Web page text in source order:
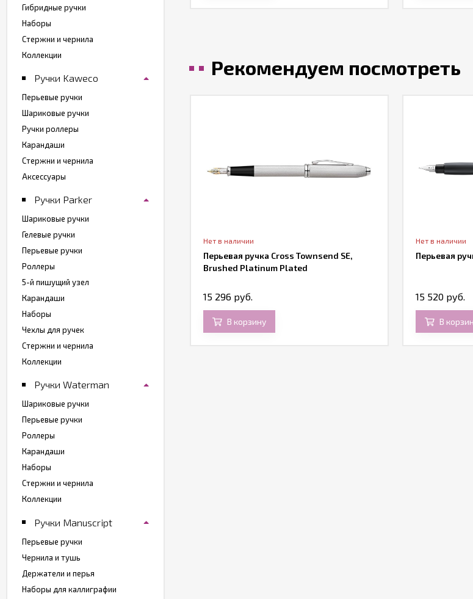
Рекомендуем посмотреть
ручка со стилусом Cross
Engraved, Platinum Plate
128 руб. 21 410 руб.
В корзину
Нет в наличии
Перьевая ручка Cross Townsend SE,
Brushed Platinum Plated
15 296 руб.
В корзину
Нет в наличии
Перьевая
15 520 руб.
В
Гибридные ручки
Наборы
Стержни и чернила
Коллекции
Ручки Kaweco
Перьевые ручки
Шариковые ручки
Ручки роллеры
Карандаши
Стержни и чернила
Аксессуары
Ручки Parker
Шариковые ручки
Гелевые ручки
Перьевые ручки
Роллеры
5-й пишущий узел
Карандаши
Наборы
Чехлы для ручек
Стержни и чернила
Коллекции
Ручки Waterman
Шариковые ручки
Перьевые ручки
Роллеры
Карандаши
Наборы
Стержни и чернила
Коллекции
Ручки Manuscript
Перьевые ручки
Чернила и тушь
Держатели и перья
Наборы для каллиграфии